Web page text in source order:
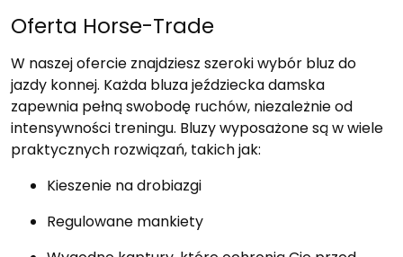
Oferta Horse-Trade
W naszej ofercie znajdziesz szeroki wybór bluz do
jazdy konnej. Każda bluza jeździecka damska
zapewnia pełną swobodę ruchów, niezależnie od
intensywności treningu. Bluzy wyposażone są w wiele
praktycznych rozwiązań, takich jak:
Kieszenie na drobiazgi
Regulowane mankiety